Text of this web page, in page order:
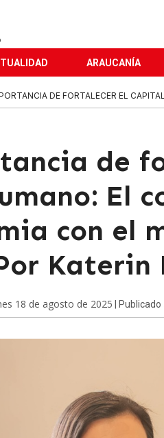
ARAUCANÍA
DE FORTALECER EL
de
El
con el
Katerin
18 de agosto de 2025 |